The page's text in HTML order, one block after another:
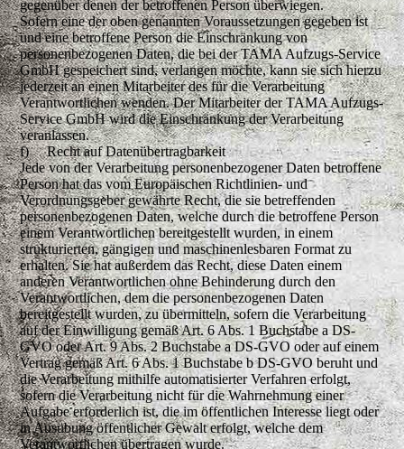
gegenüber denen der betroffenen Person überwiegen.
Sofern eine der oben genannten Voraussetzungen gegeben ist
und eine betroffene Person die Einschränkung von
personenbezogenen Daten, die bei der TAMA Aufzugs-Service
GmbH gespeichert sind, verlangen möchte, kann sie sich hierzu
jederzeit an einen Mitarbeiter des für die Verarbeitung
Verantwortlichen wenden. Der Mitarbeiter der TAMA Aufzugs-
Service GmbH wird die Einschränkung der Verarbeitung
veranlassen.
f) Recht auf Datenübertragbarkeit
Jede von der Verarbeitung personenbezogener Daten betroffene
Person hat das vom Europäischen Richtlinien- und
Verordnungsgeber gewährte Recht, die sie betreffenden
personenbezogenen Daten, welche durch die betroffene Person
einem Verantwortlichen bereitgestellt wurden, in einem
strukturierten, gängigen und maschinenlesbaren Format zu
erhalten. Sie hat außerdem das Recht, diese Daten einem
anderen Verantwortlichen ohne Behinderung durch den
Verantwortlichen, dem die personenbezogenen Daten
bereitgestellt wurden, zu übermitteln, sofern die Verarbeitung
auf der Einwilligung gemäß Art. 6 Abs. 1 Buchstabe a DS-
GVO oder Art. 9 Abs. 2 Buchstabe a DS-GVO oder auf einem
Vertrag gemäß Art. 6 Abs. 1 Buchstabe b DS-GVO beruht und
die Verarbeitung mithilfe automatisierter Verfahren erfolgt,
sofern die Verarbeitung nicht für die Wahrnehmung einer
Aufgabe erforderlich ist, die im öffentlichen Interesse liegt oder
in Ausübung öffentlicher Gewalt erfolgt, welche dem
Verantwortlichen übertragen wurde.